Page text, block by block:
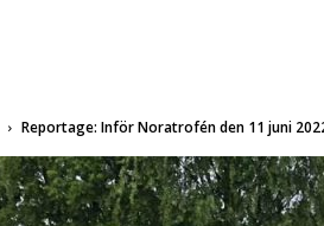
Reportage: Inför Noratrofén den 11 juni